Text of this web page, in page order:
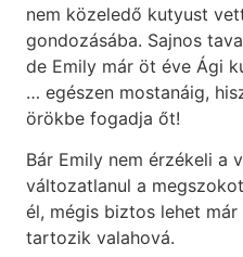
nem közeledő kutyust
gondozásába. Sajnos
de Emily már öt éve Ági
… egészen mostanáig,
örökbe fogadja őt!
Bár Emily nem érzékeli a
változatlanul a
él, mégis biztos lehet
tartozik valahová.